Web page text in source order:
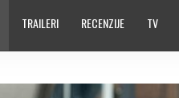
TRAILERI RECENZIJE TV